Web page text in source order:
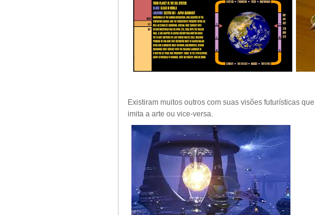
Existiram muitos outros com suas visões futurísticas
imita a arte ou vice-versa.